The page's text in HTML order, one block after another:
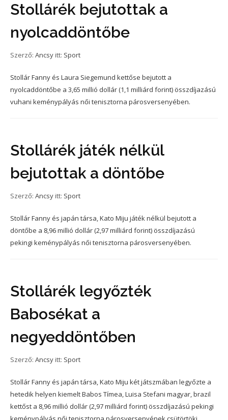
Stollárék bejutottak a
nyolcaddöntőbe
Szerző: Ancsy itt: Sport
Stollár Fanny és Laura Siegemund kettőse bejutott a
nyolcaddöntőbe a 3,65 millió dollár (1,1 milliárd forint) összdíjazású
vuhani keménypályás női tenisztorna párosversenyében.
Stollárék játék nélkül
bejutottak a döntőbe
Szerző: Ancsy itt: Sport
Stollár Fanny és japán társa, Kato Miju játék nélkül bejutott a
döntőbe a 8,96 millió dollár (2,97 milliárd forint) összdíjazású
pekingi keménypályás női tenisztorna párosversenyében.
Stollárék legyőzték
Babosékat a
negyeddöntőben
Szerző: Ancsy itt: Sport
Stollár Fanny és japán társa, Kato Miju két játszmában legyőzte a
hetedik helyen kiemelt Babos Tímea, Luisa Stefani magyar, brazil
kettőst a 8,96 millió dollár (2,97 milliárd forint) összdíjazású pekingi